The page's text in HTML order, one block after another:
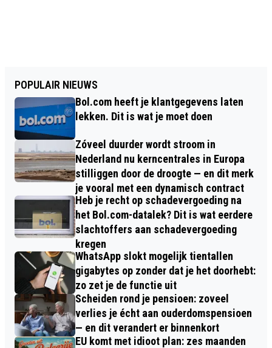
POPULAIR NIEUWS
Bol.com heeft je klantgegevens laten
lekken. Dit is wat je moet doen
Zóveel duurder wordt stroom in
Nederland nu kerncentrales in Europa
stilliggen door de droogte — en dit merk
je vooral met een dynamisch contract
Heb je recht op schadevergoeding na
het Bol.com-datalek? Dit is wat eerdere
slachtoffers aan schadevergoeding
kregen
WhatsApp slokt mogelijk tientallen
gigabytes op zonder dat je het doorhebt:
zo zet je de functie uit
Scheiden rond je pensioen: zoveel
verlies je écht aan ouderdomspensioen
— en dit verandert er binnenkort
EU komt met idioot plan: zes maanden